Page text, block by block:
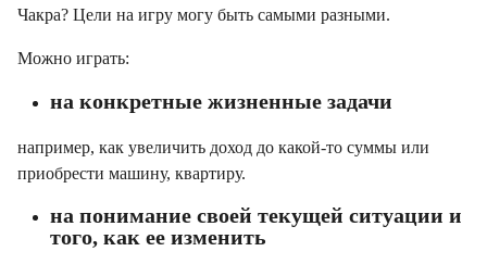
Чакра? Цели на игру могу быть самыми разными.⠀
Можно играть:⠀
на конкретные жизненные задачи
например, как увеличить доход до какой-то суммы или
приобрести машину, квартиру.⠀
на понимание своей текущей ситуации и
того, как ее изменить